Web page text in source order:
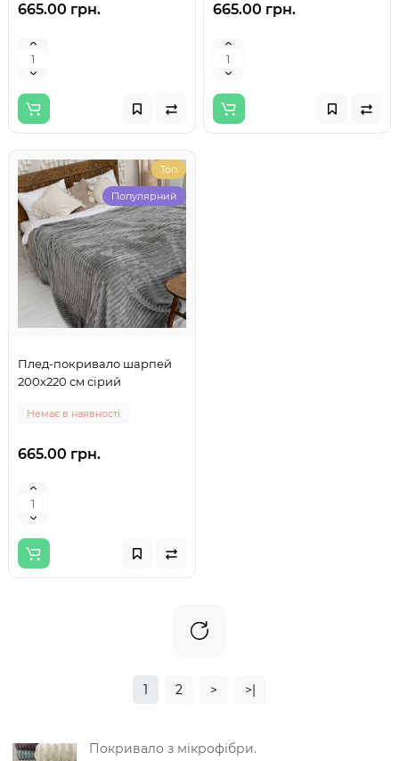
665.00 грн. 665.00 грн.
Топ
Популярний
Плед-покривало шарпей
200х220 см сірий
Немає в наявності
665.00 грн.
1 2 > >|
Покривало з мікрофібри.